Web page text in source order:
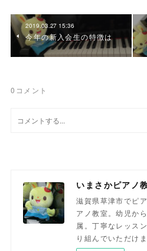
2019.03.27 15:36
今年の新入会生の特徴は
0 コメント
滋賀県草津市でピ
アノ教室。幼児か
属。丁寧なレッス
り組んでいただけま